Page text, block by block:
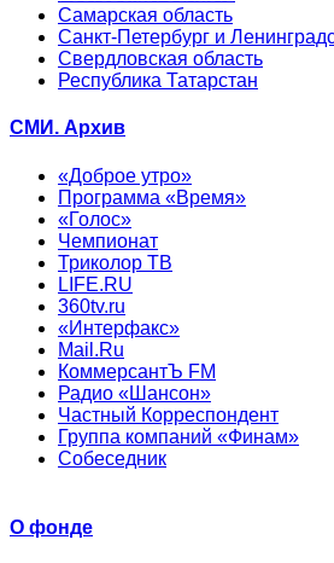
Самарская область
Санкт-Петербург и
Свердловская область
Республика Татарстан
СМИ. Архив
«Доброе утро»
Программа «Время»
«Голос»
Чемпионат
Триколор ТВ
LIFE.RU
360tv.ru
«Интерфакс»
Mail.Ru
КоммерсантЪ FM
Радио «Шансон»
Частный Корреспондент
Группа компаний «Финам»
Собеседник
О фонде